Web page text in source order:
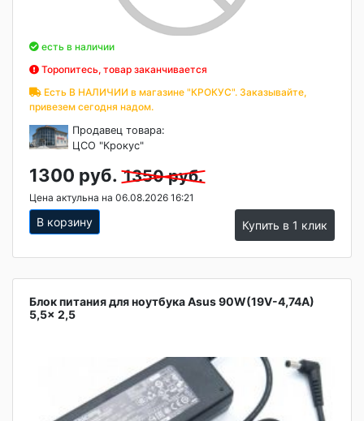
есть в наличии
Торопитесь, товар заканчивается
Есть В НАЛИЧИИ в магазине "КРОКУС". Заказывайте,
привезем сегодня надом.
Продавец товара:
ЦСО "Крокус"
1300 руб. 1350 руб.
Цена актульна на 06.08.2026 16:21
В корзину Купить в 1 клик
Блок питания для ноутбука Asus 90W(19V-4,74A)
5,5x 2,5